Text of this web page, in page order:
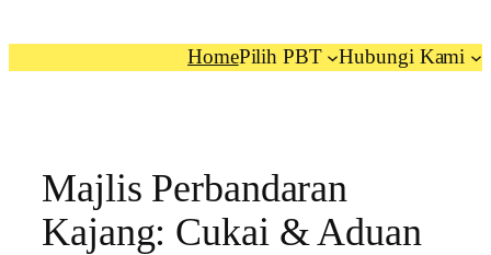
HomePilih PBT Hubungi Kami
Majlis Perbandaran
Kajang: Cukai & Aduan